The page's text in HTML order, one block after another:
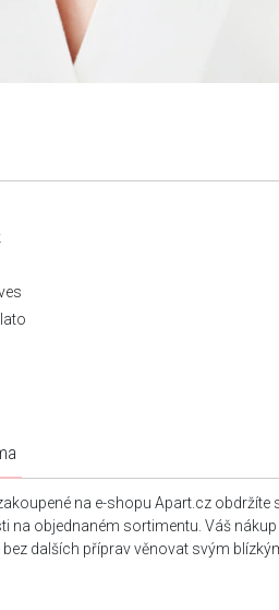
na e-shopu Apart.cz
na objednaném sortimentu. Váš
dalších příprav věnovat svým